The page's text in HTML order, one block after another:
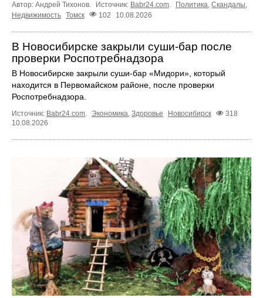
Автор: Андрей Тихонов. Источник: Babr24.com. Политика, Скандалы,
Недвижимость Томск 102 10.08.2026
В Новосибирске закрыли суши-бар после
проверки Роспотребнадзора
В Новосибирске закрыли суши-бар «Мидори», который
находится в Первомайском районе, после проверки
Роспотребнадзора.
Источник: Babr24.com Экономика Здоровье Новосибирск
318
10.08.2026